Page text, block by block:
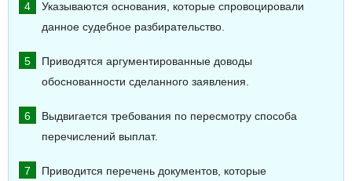
Указываются основания, которые спровоцировали
данное судебное разбирательство.
Приводятся аргументированные доводы
обоснованности сделанного заявления.
Выдвигается требования по пересмотру способа
перечислений выплат.
Приводится перечень документов, которые